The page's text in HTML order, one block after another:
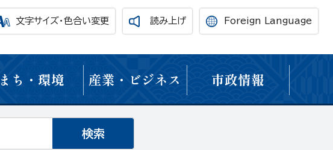
文字サイズ・色合い変更 読み上げ Foreign Language
まち・環境 産業・ビジネス 市政情報